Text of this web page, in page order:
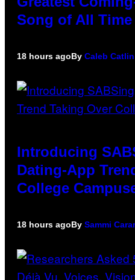
Song of All Time
18 hours agoBy Caleb Catlin
Introducing
Dating-App
College
18 hours agoBy Sammi